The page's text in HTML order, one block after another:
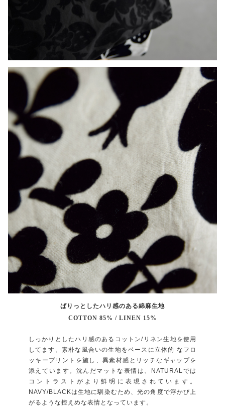
ぱりっとしたハリ感のある綿麻生地
COTTON 85% / LINEN 15%
しっかりとしたハリ感のあるコットン/リネン生地を使用
してます。素朴な風合いの生地をベースに立体的 なフロ
ッキープリントを施し、異素材感とリッチなギャップを
添えています。沈んだマットな表情は、NATURALでは
コントラストがより鮮明に表現されています。
NAVY/BLACKは生地に馴染むため、光の角度で浮かび上
がるような控えめな表情となっています。